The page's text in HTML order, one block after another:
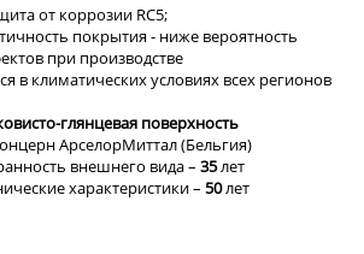
от коррозии RC5;
покрытия - ниже вероятность
при производстве
в климатических условиях всех регионов
глянцевая поверхность
АрселорМиттал (Бельгия)
внешнего вида – 35лет
характеристики – 50лет